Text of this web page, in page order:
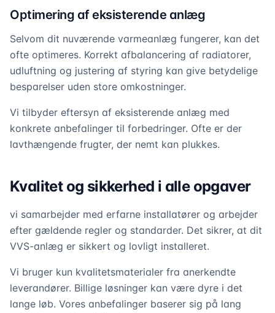
Optimering af eksisterende anlæg
Selvom dit nuværende varmeanlæg fungerer, kan det
ofte optimeres. Korrekt afbalancering af radiatorer,
udluftning og justering af styring kan give betydelige
besparelser uden store omkostninger.
Vi tilbyder eftersyn af eksisterende anlæg med
konkrete anbefalinger til forbedringer. Ofte er der
lavthængende frugter, der nemt kan plukkes.
Kvalitet og sikkerhed i alle opgaver
vi samarbejder med erfarne installatører og arbejder
efter gældende regler og standarder. Det sikrer, at dit
VVS-anlæg er sikkert og lovligt installeret.
Vi bruger kun kvalitetsmaterialer fra anerkendte
leverandører. Billige løsninger kan være dyre i det
lange løb. Vores anbefalinger baserer sig på lang